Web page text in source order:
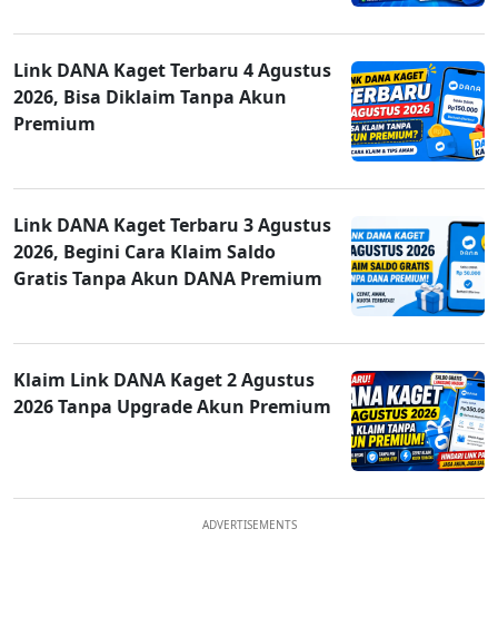
Link DANA Kaget Terbaru 4 Agustus
2026, Bisa Diklaim Tanpa Akun
Premium
Link DANA Kaget Terbaru 3 Agustus
2026, Begini Cara Klaim Saldo
Gratis Tanpa Akun DANA Premium
Klaim Link DANA Kaget 2 Agustus
2026 Tanpa Upgrade Akun Premium
ADVERTISEMENTS